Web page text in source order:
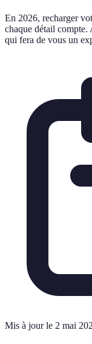
En 2026, recharger
chaque détail
qui fera de vous un
Mis à jour le 2 mai